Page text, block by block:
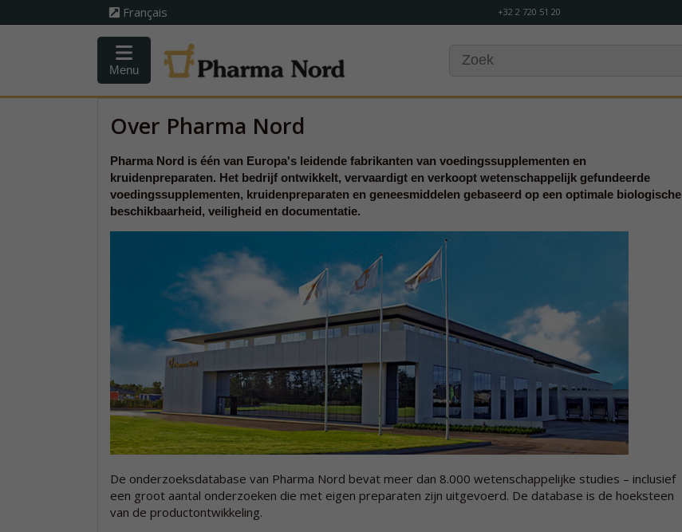
Français +32 2 720 51 20
Menu
Over Pharma Nord
Pharma Nord is één van Europa's leidende fabrikanten van voedingssupplementen en
kruidenpreparaten. Het bedrijf ontwikkelt, vervaardigt en verkoopt wetenschappelijk gefundeerde
voedingssupplementen, kruidenpreparaten en geneesmiddelen gebaseerd op een optimale biologische
beschikbaarheid, veiligheid en documentatie.
De onderzoeksdatabase van Pharma Nord bevat meer dan 8.000 wetenschappelijke studies – inclusief
een groot aantal onderzoeken die met eigen preparaten zijn uitgevoerd. De database is de hoeksteen
van de productontwikkeling.